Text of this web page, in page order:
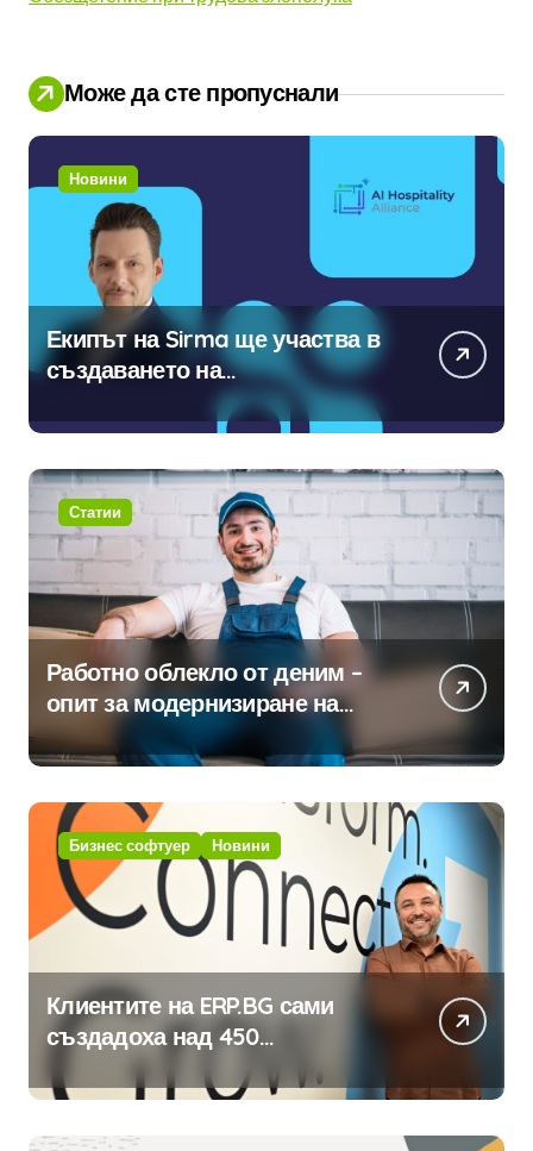
Може да сте пропуснали
Новини
Екипът на Sirma ще участва в
създаването на
международните стандарти за
навлизане на изкуствен
интелект в хотелиерството
Статии
Работно облекло от деним –
опит за модернизиране на
традицията
Бизнес софтуер Новини
Клиентите на ERP.BG сами
създадоха над 450
приложения за ERP системата
с помощта на вградения в нея
изкуствен интелект